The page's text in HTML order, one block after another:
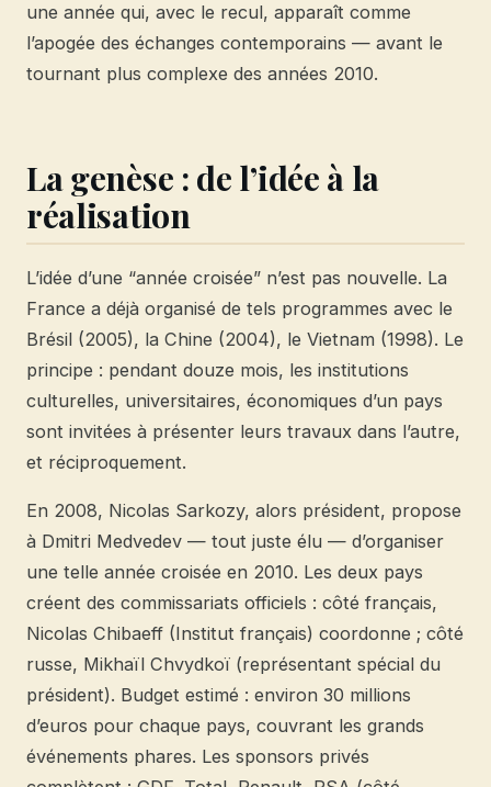
une année qui, avec le recul, apparaît comme
l’apogée des échanges contemporains — avant le
tournant plus complexe des années 2010.
La genèse : de l’idée à la
réalisation
L’idée d’une “année croisée” n’est pas nouvelle. La
France a déjà organisé de tels programmes avec le
Brésil (2005), la Chine (2004), le Vietnam (1998). Le
principe : pendant douze mois, les institutions
culturelles, universitaires, économiques d’un pays
sont invitées à présenter leurs travaux dans l’autre,
et réciproquement.
En 2008, Nicolas Sarkozy, alors président, propose
à Dmitri Medvedev — tout juste élu — d’organiser
une telle année croisée en 2010. Les deux pays
créent des commissariats officiels : côté français,
Nicolas Chibaeff (Institut français) coordonne ; côté
russe, Mikhaïl Chvydkoï (représentant spécial du
président). Budget estimé : environ 30 millions
d’euros pour chaque pays, couvrant les grands
événements phares. Les sponsors privés